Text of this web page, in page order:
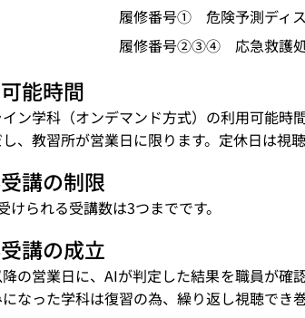
履修番号① 危険予測ディス
履修番号②③④ 応急救護処
能時間
ン学科（オンデマンド方式）の利用可能時
し、教習所が営業日に限ります。定休日は視
講の制限
けられる受講数は3つまでです。
講の成立
の営業日に、AIが判定した結果を職員が確
なった学科は復習の為、繰り返し視聴でき